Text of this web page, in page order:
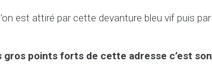
est attiré par cette devanture bleu vif puis par
gros points forts de cette adresse c’est son